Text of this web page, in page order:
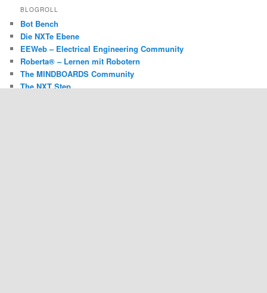
BLOGROLL
Bot Bench
Die NXTe Ebene
EEWeb – Electrical Engineering Community
Roberta® – Lernen mit Robotern
The MINDBOARDS Community
The NXT Step